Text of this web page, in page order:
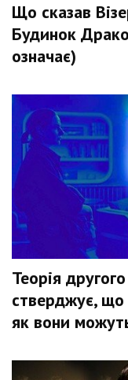
Що сказав
Будинок
означає)
Теорія
стверджує, що
як вони